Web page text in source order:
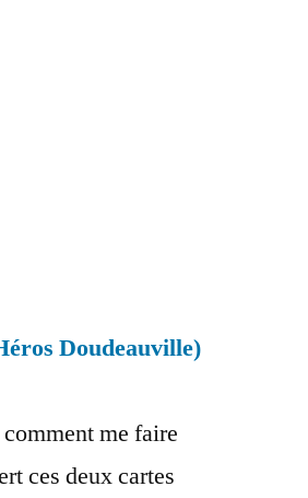
Doudeauville)
me faire
ces deux cartes